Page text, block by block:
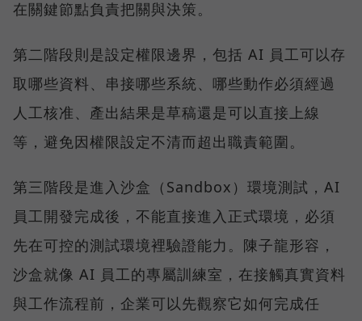
在關鍵節點負責把關與決策。
第二階段則是設定權限邊界，包括 AI 員工可以存
取哪些資料、串接哪些系統、哪些動作必須經過
人工核准、產出結果是草稿還是可以直接上線
等，避免因權限設定不清而超出職責範圍。
第三階段是進入沙盒（Sandbox）環境測試，AI
員工開發完成後，不能直接進入正式環境，必須
先在可控的測試環境裡驗證能力。陳子龍形容，
沙盒就像 AI 員工的專屬訓練室，在接觸真實資料
與工作流程前，企業可以先觀察它如何完成任